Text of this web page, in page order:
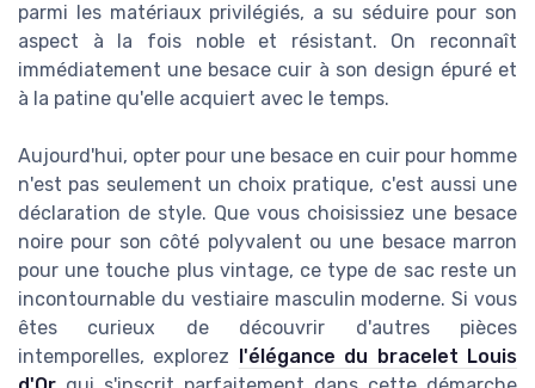
parmi les matériaux privilégiés, a su séduire pour son
aspect à la fois noble et résistant. On reconnaît
immédiatement une besace cuir à son design épuré et
à la patine qu'elle acquiert avec le temps.
Aujourd'hui, opter pour une besace en cuir pour homme
n'est pas seulement un choix pratique, c'est aussi une
déclaration de style. Que vous choisissiez une besace
noire pour son côté polyvalent ou une besace marron
pour une touche plus vintage, ce type de sac reste un
incontournable du vestiaire masculin moderne. Si vous
êtes curieux de découvrir d'autres pièces
intemporelles, explorez l'élégance du bracelet Louis